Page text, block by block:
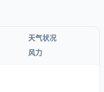
天气状况
风力